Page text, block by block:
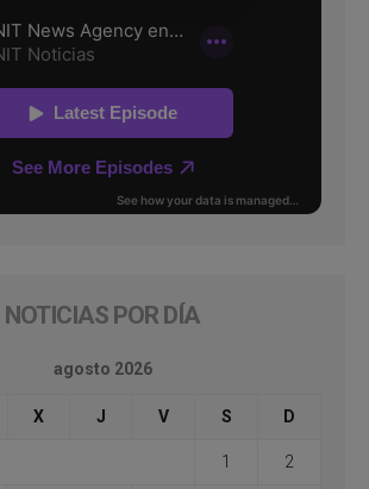
NOTICIAS POR DÍA
agosto 2026
X J V S D
1 2